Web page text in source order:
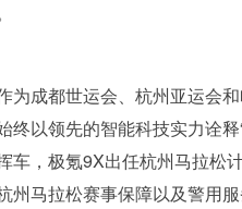
为成都世运会、杭州亚运会
终以领先的智能科技实力诠
车，极氪9X出任杭州马拉松
州马拉松赛事保障以及警用